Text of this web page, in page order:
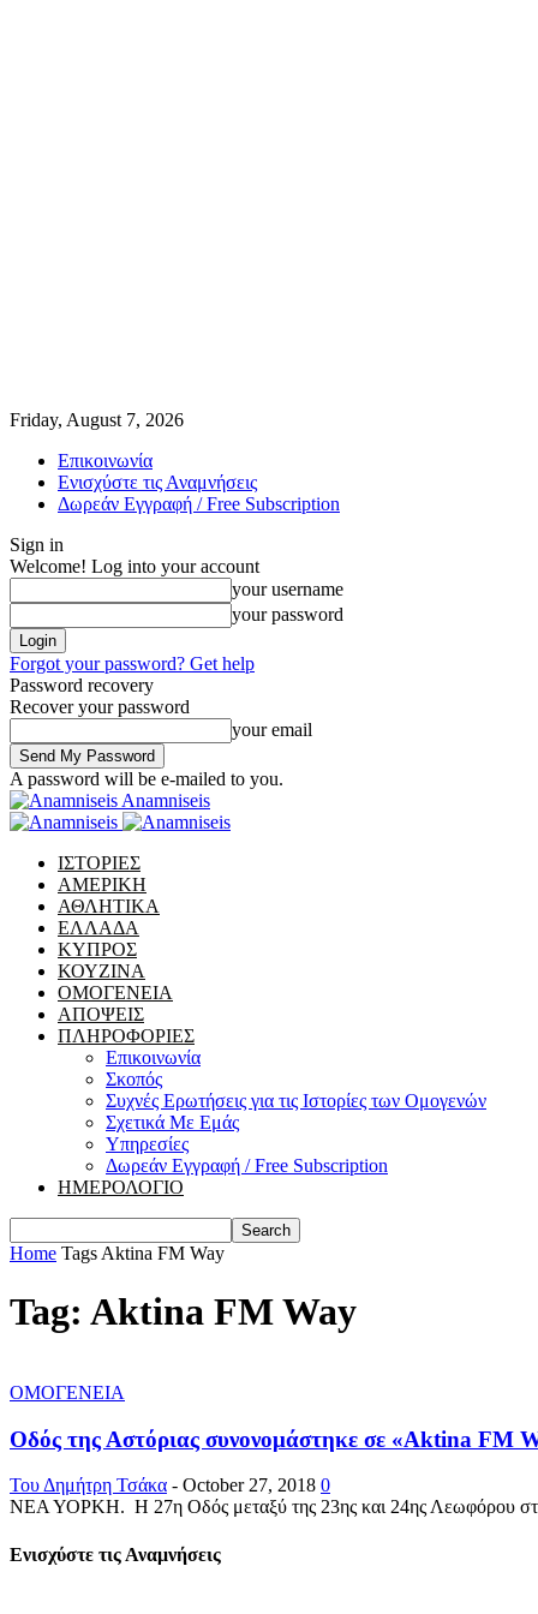
Friday, August 7, 2026
Επικοινωνία
Ενισχύστε τις Αναμνήσεις
Δωρεάν Εγγραφή / Free Subscription
Sign in
Welcome! Log into your account
your username
your password
Forgot your password? Get help
Password recovery
Recover your password
your email
A password will be e-mailed to you.
Anamniseis
ΙΣΤΟΡΙΕΣ
ΑΜΕΡΙΚΗ
ΑΘΛΗΤΙΚΑ
ΕΛΛΑΔΑ
ΚΥΠΡΟΣ
ΚΟΥΖΙΝΑ
ΟΜΟΓΕΝΕΙΑ
ΑΠΟΨΕΙΣ
ΠΛΗΡΟΦΟΡΙΕΣ
Επικοινωνία
Σκοπός
Συχνές Ερωτήσεις για τις Ιστορίες των Ομογενών
Σχετικά Με Εμάς
Υπηρεσίες
Δωρεάν Εγγραφή / Free Subscription
ΗΜΕΡΟΛΟΓΙΟ
Home Tags Aktina FM Way
Tag: Aktina FM Way
ΟΜΟΓΕΝΕΙΑ
Οδός της Αστόριας συνονομάστηκε σε «Aktina FM
Του Δημήτρη Τσάκα - October 27, 2018 0
ΝΕΑ ΥΟΡΚΗ. Η 27η Οδός μεταξύ της 23ης και 24ης Λεωφόρου
Ενισχύστε τις Αναμνήσεις